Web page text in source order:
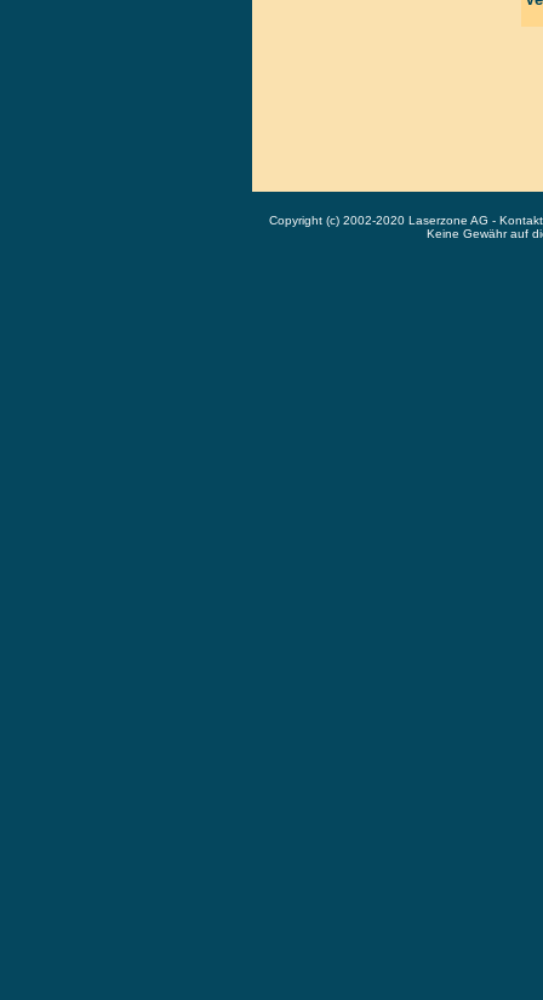
Copyright (c) 2002-2020 Laserzone AG -
Keine Gewähr auf